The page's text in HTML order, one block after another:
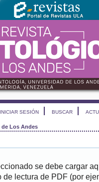
INICIAR SESIÓN BUSCAR
de Los Andes
se debe cargar
de lectura de PDF (por